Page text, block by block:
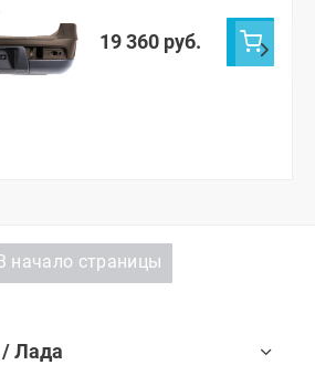
19 360 руб.
начало страницы
/ Лада